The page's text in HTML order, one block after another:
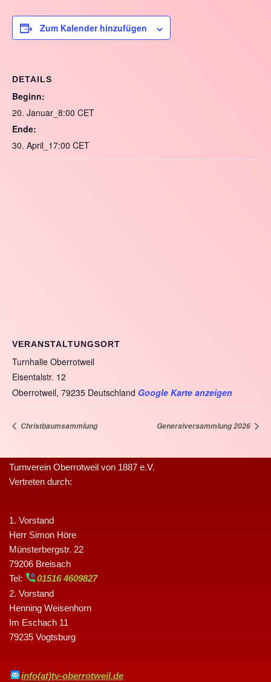
Zum Kalender hinzufügen
DETAILS
Beginn:
20. Januar_8:00 CET
Ende:
30. April_17:00 CET
VERANSTALTUNGSORT
Turnhalle Oberrotweil
Eisentalstr. 12
Oberrotweil, 79235 Deutschland Google Karte anzeigen
Christbaumsammlung Generalversammlung 2026
Turnverein Oberrotweil von 1887 e.V.
Vertreten durch:
1. Vorstand
Herr Simon Höre
Münsterbergstr. 22
79206 Breisach
Tel:
01516 4609827
2. Vorstand
Henning Weisenhorn
Im Eschach 11
79235 Vogtsburg
info(at)tv-oberrotweil.de